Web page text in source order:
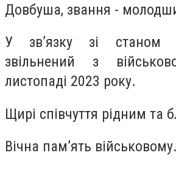
Довбуша, звання -
У зв’язку зі станом
звільнений з
листопаді 2023 року.
Щирі співчуття рідним та
Вічна пам’ять військовому.